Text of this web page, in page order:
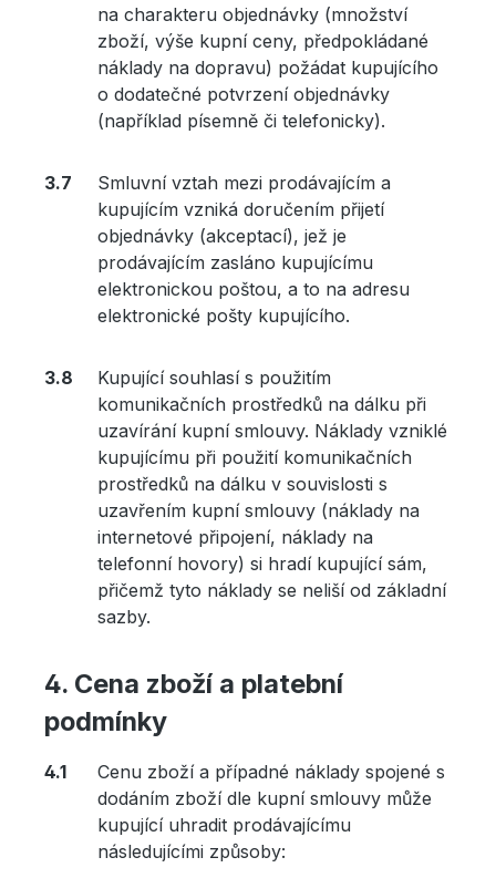
na charakteru objednávky (množství
zboží, výše kupní ceny, předpokládané
náklady na dopravu) požádat kupujícího
o dodatečné potvrzení objednávky
(například písemně či telefonicky).
Smluvní vztah mezi prodávajícím a
kupujícím vzniká doručením přijetí
objednávky (akceptací), jež je
prodávajícím zasláno kupujícímu
elektronickou poštou, a to na adresu
elektronické pošty kupujícího.
Kupující souhlasí s použitím
komunikačních prostředků na dálku při
uzavírání kupní smlouvy. Náklady vzniklé
kupujícímu při použití komunikačních
prostředků na dálku v souvislosti s
uzavřením kupní smlouvy (náklady na
internetové připojení, náklady na
telefonní hovory) si hradí kupující sám,
přičemž tyto náklady se neliší od základní
sazby.
Cena zboží a platební
podmínky
Cenu zboží a případné náklady spojené s
dodáním zboží dle kupní smlouvy může
kupující uhradit prodávajícímu
následujícími způsoby: